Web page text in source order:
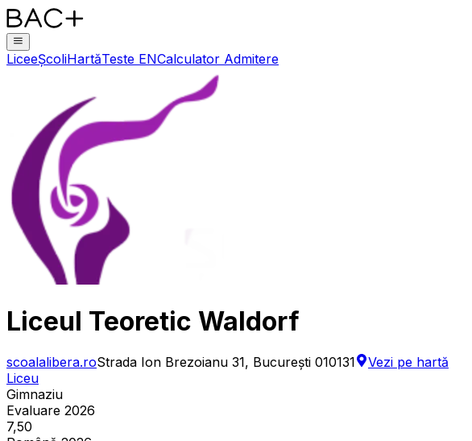
LiceeȘcoliHartăTeste ENCalculator Admitere
Liceul Teoretic Waldorf
scoalalibera.roStrada Ion Brezoianu 31, București 010131
Vezi pe hartă
Liceu
Gimnaziu
Evaluare 2026
7,50